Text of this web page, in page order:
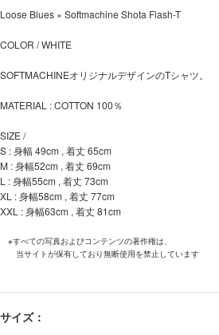
Loose Blues × Softmachine Shota Flash-T
COLOR / WHITE
SOFTMACHINEオリジナルデザインのTシャツ。
MATERIAL : COTTON 100％
SIZE /
S : 身幅 49cm , 着丈 65cm
M : 身幅52cm , 着丈 69cm
L : 身幅55cm , 着丈 73cm
XL : 身幅58cm , 着丈 77cm
XXL : 身幅63cm , 着丈 81cm
※すべての写真およびコンテンツの著作権は、
当サイトが保有しており無断使用を禁止しています
サイズ：